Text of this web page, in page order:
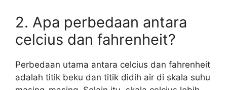
2. Apa perbedaan antara
celcius dan fahrenheit?
Perbedaan utama antara celcius dan fahrenheit
adalah titik beku dan titik didih air di skala suhu